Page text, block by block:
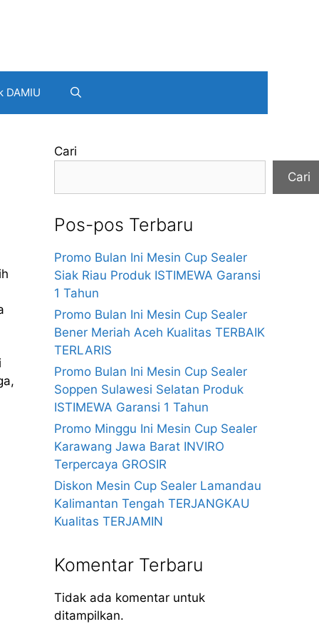
DAMIU
Cari
Cari
Pos-pos Terbaru
Promo Bulan Ini Mesin Cup Sealer
Siak Riau Produk ISTIMEWA Garansi
1 Tahun
Promo Bulan Ini Mesin Cup Sealer
Bener Meriah Aceh Kualitas TERBAIK
TERLARIS
Promo Bulan Ini Mesin Cup Sealer
Soppen Sulawesi Selatan Produk
ISTIMEWA Garansi 1 Tahun
Promo Minggu Ini Mesin Cup Sealer
Karawang Jawa Barat INVIRO
Terpercaya GROSIR
Diskon Mesin Cup Sealer Lamandau
Kalimantan Tengah TERJANGKAU
Kualitas TERJAMIN
Komentar Terbaru
Tidak ada komentar untuk
ditampilkan.